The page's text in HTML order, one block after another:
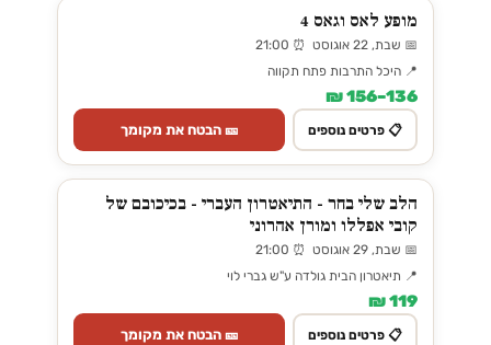
מופע לאס וגאס 4
📅 שבת, 22 אוגוסט ⏰ 21:00
📍 היכל התרבות פתח תקווה
136–156 ₪
📋 פרטים נוספים 🎫 הבטח את מקומך
הלב שלי בחר - התיאטרון העברי - בכיכובם של
קובי אפללו ומורן אהרוני
📅 שבת, 29 אוגוסט ⏰ 21:00
📍 תיאטרון הבית גולדה ע"ש גברי לוי
119 ₪
📋 פרטים נוספים 🎫 הבטח את מקומך